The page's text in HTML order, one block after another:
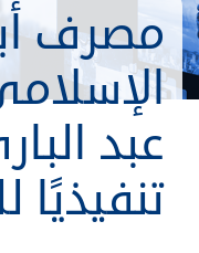
مصرف
عبد